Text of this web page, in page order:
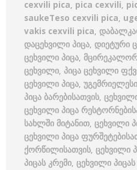
cexvili pica, pica cexvili,
saukeTeso cexvili pica,
vakis cexvili pica,
დაცეხვილი პიცა, დიეტური
ცეხვილი პიცა,
ცეხვილი, პიცა ცეხვილი
ცეხვილი პიცა,
პიცა ბარებისათვის,
ცეხვილი პიცა
სახლში მიტანით, ცეხვილი
ცეხვილი პიცა
ქორწილისათვის, ცეხვილი
პიცას კრემი, ცეხვილი პიცას